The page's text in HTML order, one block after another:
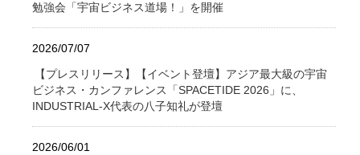
勉強会「宇宙ビジネス道場！」を開催
2026/07/07
【プレスリリース】【イベント登壇】アジア最大級の宇宙
ビジネス・カンファレンス「SPACETIDE 2026」に、
INDUSTRIAL-X代表の八子知礼が登壇
2026/06/01